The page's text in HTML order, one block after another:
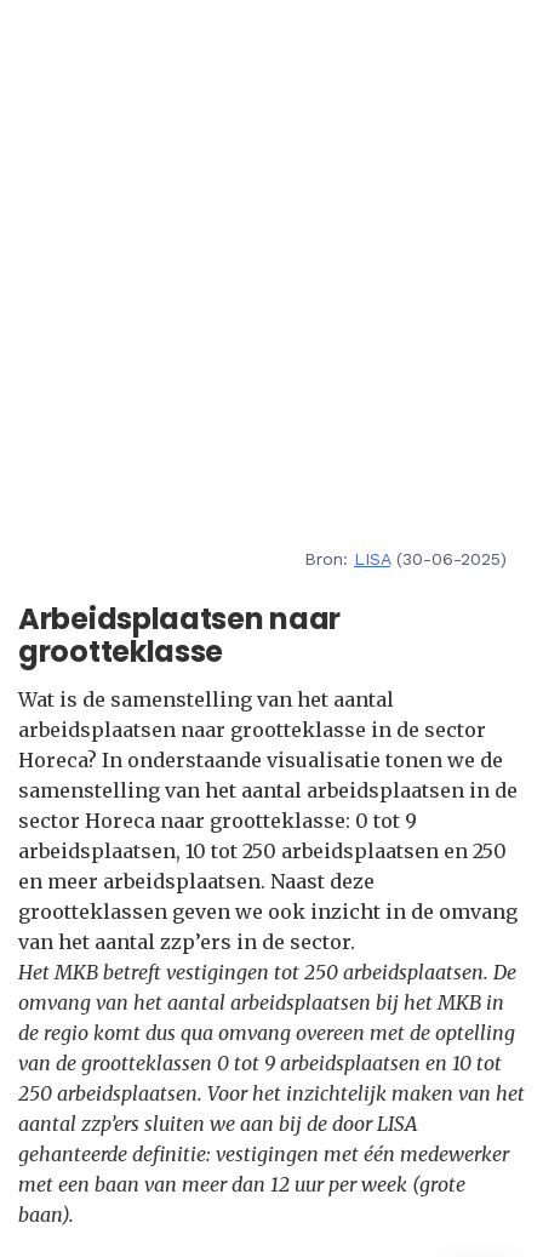
Bron: LISA(30-06-2025)
Arbeidsplaatsen naar
grootteklasse
Wat is de samenstelling van het aantal
arbeidsplaatsen naar grootteklasse in de sector
Horeca? In onderstaande visualisatie tonen we de
samenstelling van het aantal arbeidsplaatsen in de
sector Horeca naar grootteklasse: 0 tot 9
arbeidsplaatsen, 10 tot 250 arbeidsplaatsen en 250
en meer arbeidsplaatsen. Naast deze
grootteklassen geven we ook inzicht in de omvang
van het aantal zzp’ers in de sector.
Het MKB betreft vestigingen tot 250 arbeidsplaatsen. De
omvang van het aantal arbeidsplaatsen bij het MKB in
de regio komt dus qua omvang overeen met de optelling
van de grootteklassen 0 tot 9 arbeidsplaatsen en 10 tot
250 arbeidsplaatsen. Voor het inzichtelijk maken van het
aantal zzp’ers sluiten we aan bij de door LISA
gehanteerde definitie: vestigingen met één medewerker
met een baan van meer dan 12 uur per week (grote
baan).